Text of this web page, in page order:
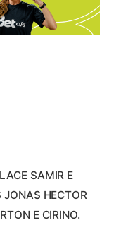
SAMIR E
JONAS HECTOR
E CIRINO.